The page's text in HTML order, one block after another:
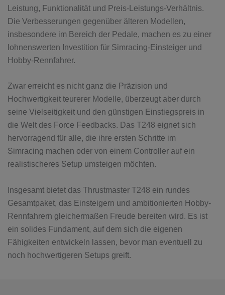
Leistung, Funktionalität und Preis-Leistungs-Verhältnis.
Die Verbesserungen gegenüber älteren Modellen,
insbesondere im Bereich der Pedale, machen es zu einer
lohnenswerten Investition für Simracing-Einsteiger und
Hobby-Rennfahrer.
Zwar erreicht es nicht ganz die Präzision und
Hochwertigkeit teurerer Modelle, überzeugt aber durch
seine Vielseitigkeit und den günstigen Einstiegspreis in
die Welt des Force Feedbacks. Das T248 eignet sich
hervorragend für alle, die ihre ersten Schritte im
Simracing machen oder von einem Controller auf ein
realistischeres Setup umsteigen möchten.
Insgesamt bietet das Thrustmaster T248 ein rundes
Gesamtpaket, das Einsteigern und ambitionierten Hobby-
Rennfahrern gleichermaßen Freude bereiten wird. Es ist
ein solides Fundament, auf dem sich die eigenen
Fähigkeiten entwickeln lassen, bevor man eventuell zu
noch hochwertigeren Setups greift.